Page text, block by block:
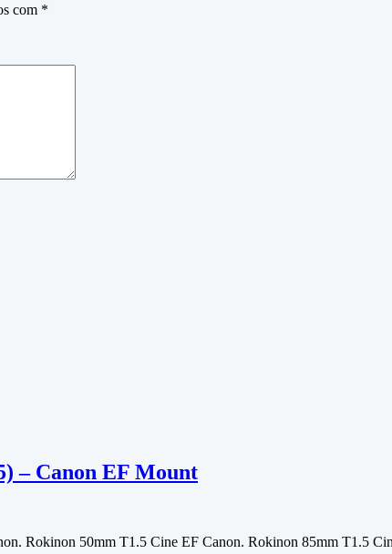
com *
– Canon EF Mount
Rokinon 50mm T1.5 Cine EF Canon. Rokinon 85mm T1.5